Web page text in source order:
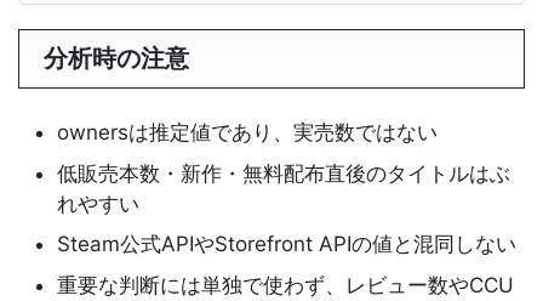
分析時の注意
ownersは推定値であり、実売数ではない
低販売本数・新作・無料配布直後のタイトルはぶ
れやすい
Steam公式APIやStorefront APIの値と混同しない
重要な判断には単独で使わず、レビュー数やCCU